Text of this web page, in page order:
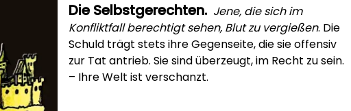
Die Selbstgerechten. Jene, die sich im
Konfliktfall berechtigt sehen, Blut zu vergießen. Die
Schuld trägt stets ihre Gegenseite, die sie offensiv
zur Tat antrieb. Sie sind überzeugt, im Recht zu sein.
– Ihre Welt ist verschanzt.